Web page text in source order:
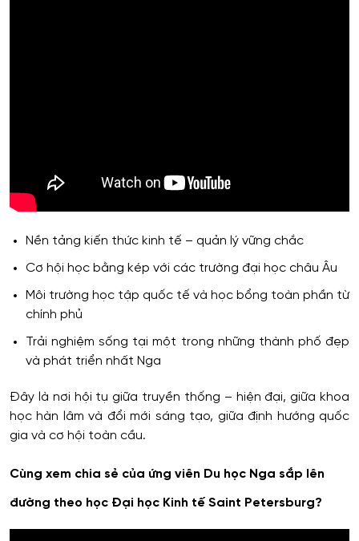
Nền tảng kiến thức kinh tế – quản lý vững chắc
Cơ hội học bằng kép với các trường đại học châu Âu
Môi trường học tập quốc tế và học bổng toàn phần từ
chính phủ
Trải nghiệm sống tại một trong những thành phố đẹp
và phát triển nhất Nga
Đây là nơi hội tụ giữa truyền thống – hiện đại, giữa khoa
học hàn lâm và đổi mới sáng tạo, giữa định hướng quốc
gia và cơ hội toàn cầu.
Cùng xem chia sẻ của ứng viên Du học Nga sắp lên
đường theo học Đại học Kinh tế Saint Petersburg?